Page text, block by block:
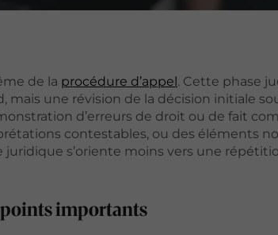
de la procédure d’appel. Cette phase
une révision de la décision initiale
d’erreurs de droit ou de fait
contestables, ou des éléments
s’oriente moins vers une
importants